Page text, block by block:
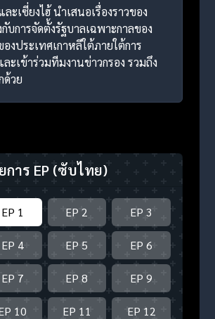
เซี่ยงไฮ้ นำเสนอเรื่องราวของ
การจัดตั้งรัฐบาลเฉพาะกาลของ
งประเทศเกาหลีใต้ภายใต้การ
เข้าร่วมทีมงานข่าวกรอง รวมถึง
ด้วย
การ EP (ซับไทย)
EP 1 EP 2 EP 3
EP 4 EP 5 EP 6
EP 7 EP 8 EP 9
10 EP 11 EP 12